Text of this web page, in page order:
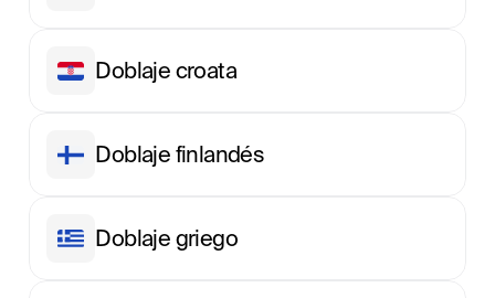
Doblaje croata
Doblaje finlandés
Doblaje griego